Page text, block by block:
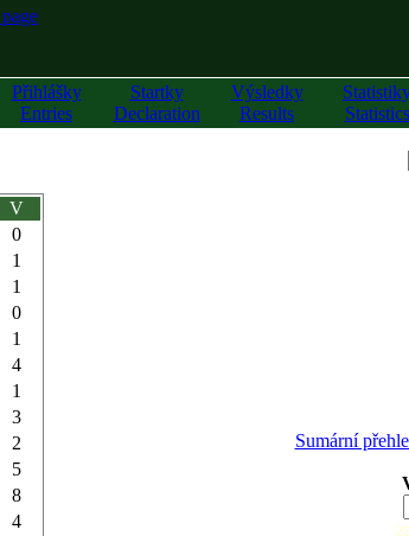
Přihlášky
Entries
Startky
Declaration
Výsledky
Results
Statistics
V
0
1
1
0
1
4
1
3
2
5
8
4
Sumární